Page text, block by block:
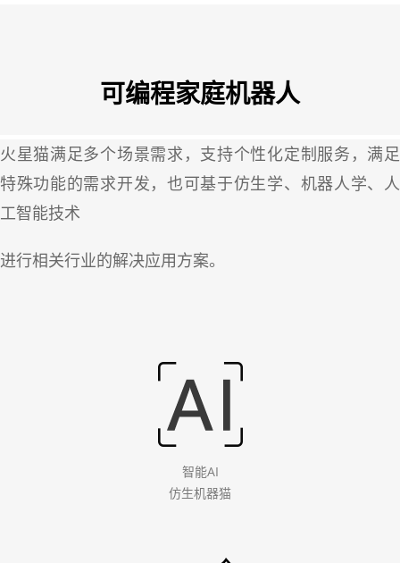
可编程家庭机器人
火星猫满足多个场景需求， 支持个性化定制服务，
满足
特殊功能的需求开发， 也可基于仿生学、机器人学、 人
工智能技术
进行相关行业的解决应用方案。
智能AI
仿生机器猫